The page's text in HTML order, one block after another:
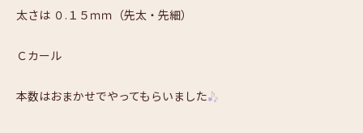
太さは ０.１５ｍｍ（先太・先細）
Ｃカール
本数はおまかせでやってもらいました